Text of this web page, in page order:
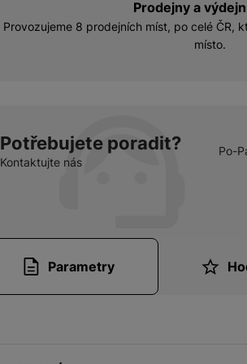
Prodejny a
Provozujeme 8 prodejních míst, po celé ČR,
místo.
Potřebujete poradit?
Kontaktujte nás
Po-
Parametry